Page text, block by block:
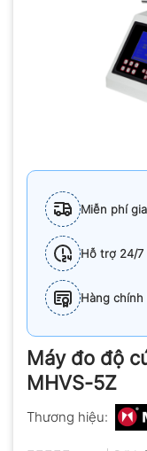
Miễn phí
Hỗ trợ 24/7
Hàng chính
Máy đo độ
MHVS-5Z
Thương hiệu: